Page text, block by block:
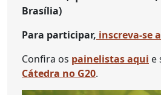
Brasília)
Para participar, inscreva-se
Confira os painelistas aqui e
Cátedra no G20.